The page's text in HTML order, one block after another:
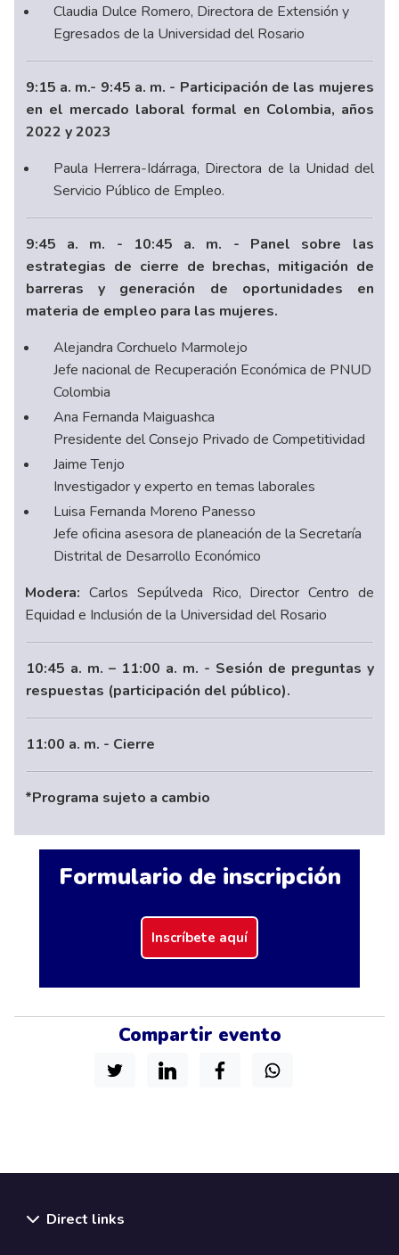
Formulario de inscripción
Inscríbete aquí
Compartir evento
Claudia Dulce Romero, Directora de Extensión y
Egresados de la Universidad del Rosario
9:15 a. m.- 9:45 a. m. - Participación de las mujeres
en el mercado laboral formal en Colombia, años
2022 y 2023
Paula Herrera-Idárraga, Directora de la Unidad del
Servicio Público de Empleo.
9:45 a. m. - 10:45 a. m. - Panel sobre las
estrategias de cierre de brechas, mitigación de
barreras y generación de oportunidades en
materia de empleo para las mujeres.
Alejandra Corchuelo Marmolejo
Jefe nacional de Recuperación Económica de PNUD
Colombia
Ana Fernanda Maiguashca
Presidente del Consejo Privado de Competitividad
Jaime Tenjo
Investigador y experto en temas laborales
Luisa Fernanda Moreno Panesso
Jefe oficina asesora de planeación de la Secretaría
Distrital de Desarrollo Económico
Modera: Carlos Sepúlveda Rico, Director Centro de
Equidad e Inclusión de la Universidad del Rosario
10:45 a. m. – 11:00 a. m. - Sesión de preguntas y
respuestas (participación del público).
11:00 a. m. - Cierre
*Programa sujeto a cambio
Direct links